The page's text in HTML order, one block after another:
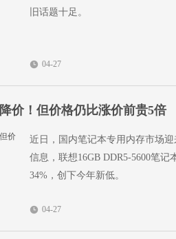
旧话题十足。
04-27
价！但价格仍比涨价前贵5倍
近日，国内笔记本专用内存市场
信息，联想16GB DDR5-5600笔记
34%，创下今年新低。
04-27